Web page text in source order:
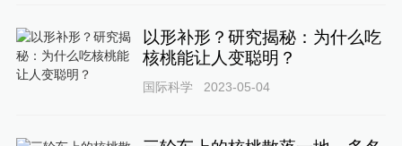
以形补形？研究揭秘：为什么吃
核桃能让人变聪明？
国际科学 2023-05-04